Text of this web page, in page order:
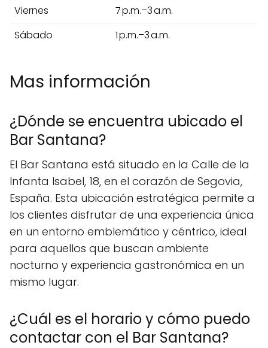
Viernes
7 p.m.–3 a.m.
Sábado
1 p.m.–3 a.m.
Mas información
¿Dónde se encuentra ubicado el
Bar Santana?
El Bar Santana está situado en la Calle de la
Infanta Isabel, 18, en el corazón de Segovia,
España. Esta ubicación estratégica permite a
los clientes disfrutar de una experiencia única
en un entorno emblemático y céntrico, ideal
para aquellos que buscan ambiente
nocturno y experiencia gastronómica en un
mismo lugar.
¿Cuál es el horario y cómo puedo
contactar con el Bar Santana?